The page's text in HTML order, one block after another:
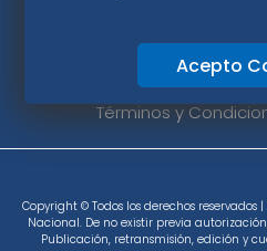
Aviso de privacidad
Términos y
Copyright © Todos los derechos reservados |
Nacional. De no existir previa
Publicación, retransmisión, edición y
Acepto